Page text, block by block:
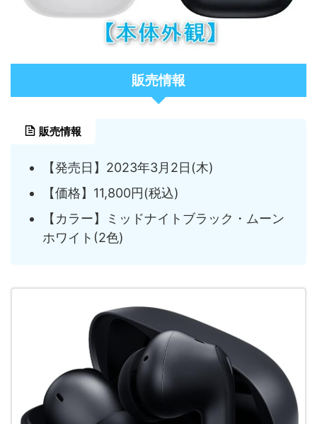
販売情報
販売情報
【発売日】2023年3月2日(木)
【価格】11,800円(税込)
【カラー】ミッドナイトブラック・ムーン
ホワイト(2色)